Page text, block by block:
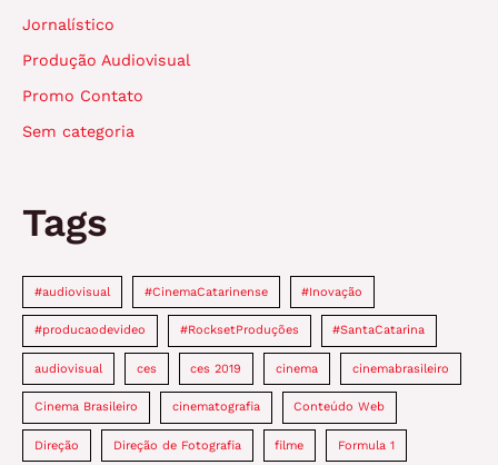
sabe
como?
Jornalístico
Produção Audiovisual
Promo Contato
Sem categoria
Tags
#audiovisual #CinemaCatarinense #Inovação
#producaodevideo #RocksetProduções #SantaCatarina
audiovisual ces ces 2019 cinema cinemabrasileiro
Cinema Brasileiro cinematografia Conteúdo Web
Direção Direção de Fotografia filme Formula 1